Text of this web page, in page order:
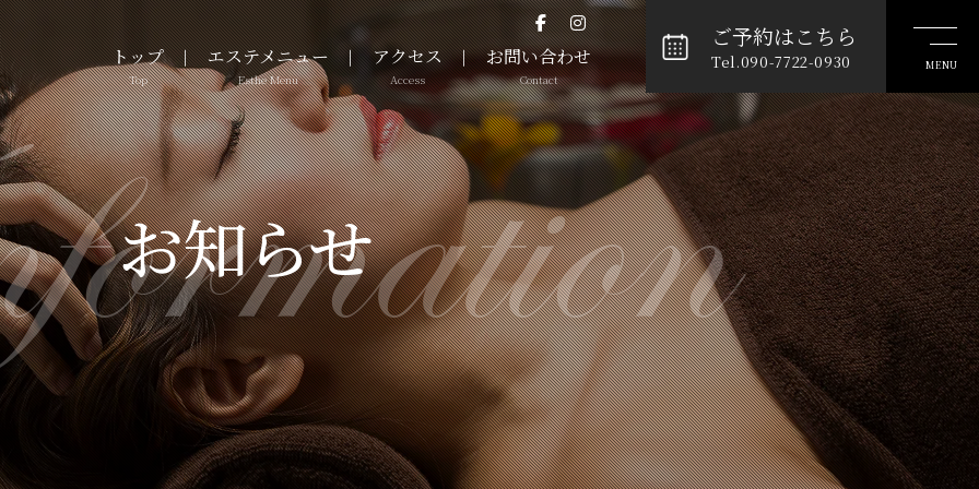
トップ エステメニュー アクセス お問い合わせ
ご予約はこちら
Tel.090-7722-0930
お知らせ